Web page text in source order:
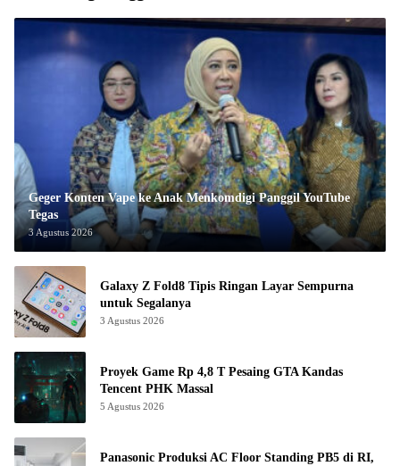
Geger Konten Vape ke Anak Menkomdigi Panggil YouTube
Tegas
3 Agustus 2026
Galaxy Z Fold8 Tipis Ringan Layar Sempurna
untuk Segalanya
3 Agustus 2026
Proyek Game Rp 4,8 T Pesaing GTA Kandas
Tencent PHK Massal
5 Agustus 2026
Panasonic Produksi AC Floor Standing PB5 di RI,